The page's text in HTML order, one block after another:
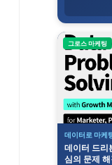
졌다. 그런
위의 고민들
그로스 마케팅
데이터로 마케
데이터 드리
심의 문제